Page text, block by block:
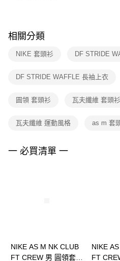
※ 交易是否成功請以「AFTEE先享後付
是否繳費成功／繳費後需取消欲退款等
客戶支援中心」
https://
１．透過由恩沛科技股份有限公司提供
權轉讓予恩沛科技股份有限公司。
３．未成年的使用者請事先徵得法定代
４．使用「AFTEE先享後付」時，將依
相關分類
NIKE 套頭衫 DF STRIDE
DF STRIDE WAFFLE 長袖上衣
圓領 套頭衫 瓦夫纖維 套頭衫
瓦夫纖維 運動風格 as m 套
一 必買清單 一
NIKE AS M NK CLUB
FT CREW 男 圓領套頭
NIKE
FT